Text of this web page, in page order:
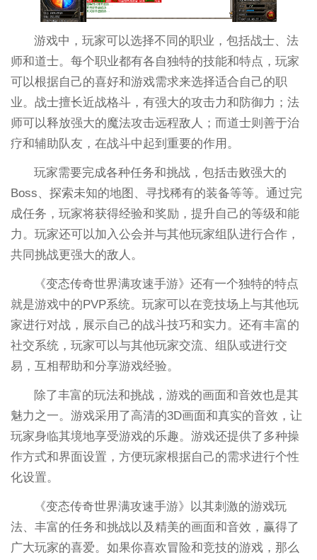
游戏中，玩家可以选择不同的职业，包括战士、法
师和道士。每个职业都有各自独特的技能和特点，玩家
可以根据自己的喜好和游戏需求来选择适合自己的职
业。战士擅长近战格斗，有强大的攻击力和防御力；法
师可以释放强大的魔法攻击远程敌人；而道士则善于治
疗和辅助队友，在战斗中起到重要的作用。
玩家需要完成各种任务和挑战，包括击败强大的
Boss、探索未知的地图、寻找稀有的装备等等。通过完
成任务，玩家将获得经验和奖励，提升自己的等级和能
力。玩家还可以加入公会并与其他玩家组队进行合作，
共同挑战更强大的敌人。
《变态传奇世界满攻速手游》还有一个独特的特点
就是游戏中的PVP系统。玩家可以在竞技场上与其他玩
家进行对战，展示自己的战斗技巧和实力。还有丰富的
社交系统，玩家可以与其他玩家交流、组队或进行交
易，互相帮助和分享游戏经验。
除了丰富的玩法和挑战，游戏的画面和音效也是其
魅力之一。游戏采用了高清的3D画面和真实的音效，让
玩家身临其境地享受游戏的乐趣。游戏还提供了多种操
作方式和界面设置，方便玩家根据自己的需求进行个性
化设置。
《变态传奇世界满攻速手游》以其刺激的游戏玩
法、丰富的任务和挑战以及精美的画面和音效，赢得了
广大玩家的喜爱。如果你喜欢冒险和竞技的游戏，那么